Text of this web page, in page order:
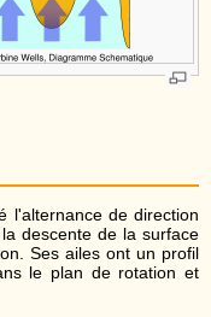
l'alternance de direction
descente de la surface
Ses ailes ont un profil
le plan de rotation et